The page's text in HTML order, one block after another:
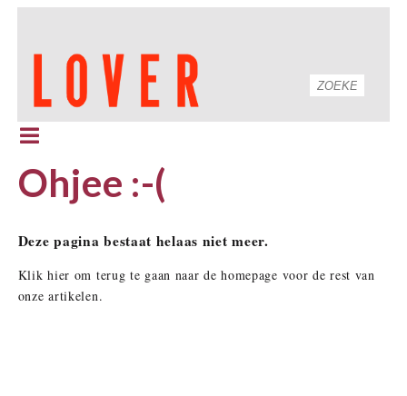
Ohjee :-(
Deze pagina bestaat helaas niet meer.
Klik hier om terug te gaan naar de homepage voor de rest van
onze artikelen.